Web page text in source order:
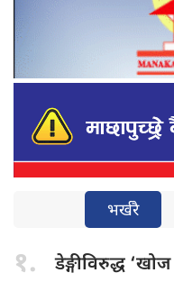
भर्खरै
१. डेङ्गीविरुद्ध ‘खोज